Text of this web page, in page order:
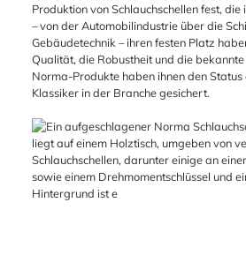
Produktion von Schlauchschellen fest,
– von der Automobilindustrie über die
Gebäudetechnik – ihren festen Platz
Qualität, die Robustheit und die
Norma-Produkte haben ihnen den
Klassiker in der Branche gesichert.